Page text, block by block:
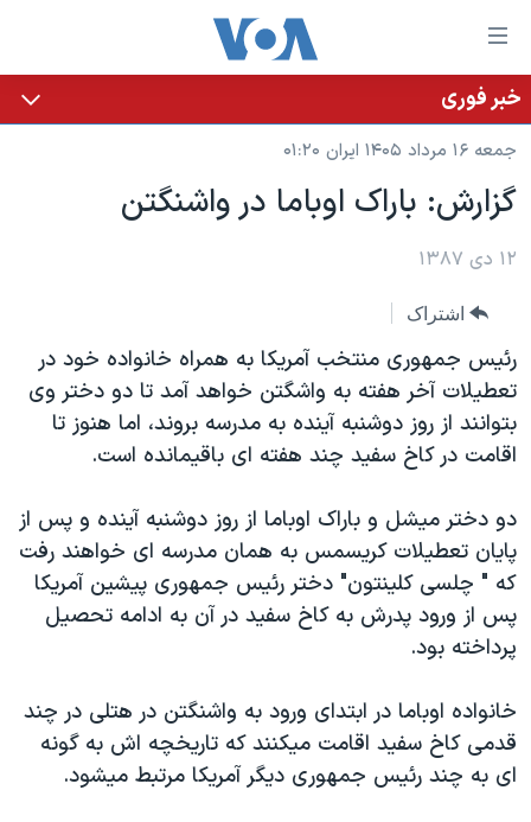
لینکهای
قابل
دسترسی
جهش
محتوای
جهش
اصلی
جهش
به
جستجو
خانه
نسخه سبک وب‌سایت
موضوع ها
ایران
ورزشی
گزیده‌ها
ویژه برنامه‌ها
ویدیوها
فرهنگ و زندگی
حقوق شهروندی
اقتصادی
اسرائیل در جنگ
گالری عکس
برنامه های تلویزیونی
جدول برنامه ها
جام جهانی ۲۰۲۶
عملیات خشم حماسی
بایگانی برنامه‌های تلویزیونی
مستندها
انتخابات ریاست جمهوری آمریکا ۲۰۲۴
حمله جمهوری اسلامی به اسرائیل
ورزش زنان در ایران
اعتراضات زن، زندگی، آزادی
فرکانس‌های صدای آمریکا
پخش رادیویی
دنبال کنید
زبانهای مختلف
خبر فوری
جمعه ۱۶ مرداد ۱۴۰۵ ایران ۰۱:۲۰
گزارش: باراک اوباما در واشنگتن
۱۲ دی ۱۳۸۷
اشتراک
رئیس جمهوری منتخب آمریکا به همراه خانواده خود در
تعطیلات آخر هفته به واشگتن خواهد آمد تا دو دختر وی
بتوانند از روز دوشنبه آینده به مدرسه بروند، اما هنوز تا
اقامت در کاخ سفید چند هفته ای باقیمانده است.
دو دختر میشل و باراک اوباما از روز دوشنبه آینده و پس از
پایان تعطیلات کریسمس به همان مدرسه ای خواهند رفت
که " چلسی کلینتون" دختر رئیس جمهوری پیشین آمریکا
پس از ورود پدرش به کاخ سفید در آن به ادامه تحصیل
پرداخته بود.
خانواده اوباما در ابتدای ورود به واشنگتن در هتلی در چند
قدمی کاخ سفید اقامت میکنند که تاریخچه اش به گونه
ای به چند رئیس جمهوری دیگر آمریکا مرتبط میشود.